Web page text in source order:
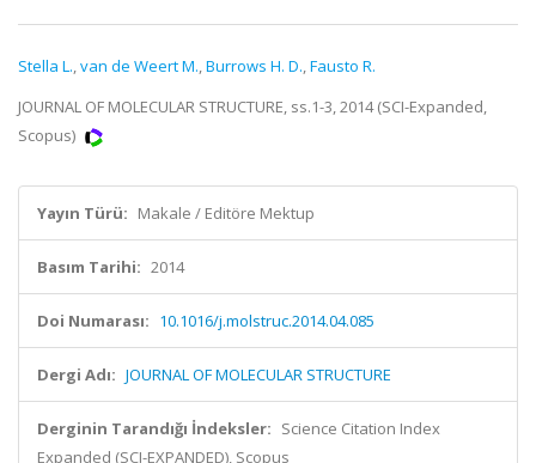
Stella L.,van de Weert M.,Burrows H. D.,Fausto R.
JOURNAL OF MOLECULAR STRUCTURE, ss.1-3, 2014 (SCI-Expanded,
Scopus)
Yayın Türü: Makale / Editöre Mektup
Basım Tarihi: 2014
Doi Numarası: 10.1016/j.molstruc.2014.04.085
Dergi Adı: JOURNAL OF MOLECULAR STRUCTURE
Derginin Tarandığı İndeksler: Science Citation Index
Expanded (SCI-EXPANDED), Scopus